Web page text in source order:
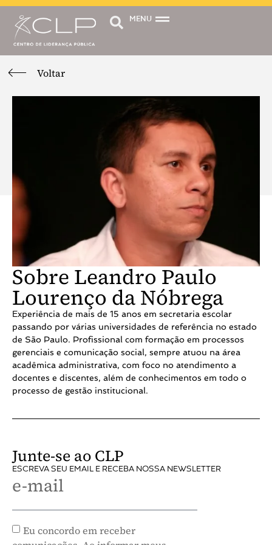
MENU
Voltar
Sobre Leandro Paulo
Lourenço da Nóbrega
Experiência de mais de 15 anos em secretaria escolar
passando por várias universidades de referência no estado
de São Paulo. Profissional com formação em processos
gerenciais e comunicação social, sempre atuou na área
acadêmica administrativa, com foco no atendimento a
docentes e discentes, além de conhecimentos em todo o
processo de gestão institucional.
Junte-se ao CLP
ESCREVA SEU EMAIL E RECEBA NOSSA NEWSLETTER
e-mail
Eu concordo em receber